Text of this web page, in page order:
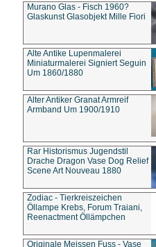
Murano Glas - Fisch 1960?
Glaskunst Glasobjekt Mille Fiori
Alte Antike Lupenmalerei
Miniaturmalerei Signiert Seguin
Um 1860/1880
Alter Antiker Granat Armreif
Armband Um 1900/1910
Rar Historismus Jugendstil
Drache Dragon Vase Dog Relief
Scene Art Nouveau 1880
Zodiac - Tierkreiszeichen
Öllampe Krebs, Forum Traiani,
Reenactment Öllämpchen
Originale Meissen Fuss - Vase